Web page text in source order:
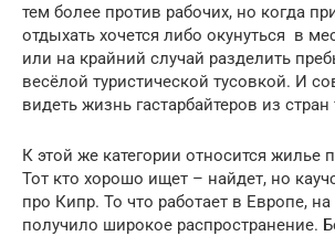
тем более против рабочих, но когда
отдыхать хочется либо окунуться в
или на крайний случай разделить
весёлой туристической тусовкой. И
видеть жизнь гастарбайтеров из стран
К этой же категории относится жилье
Тот кто хорошо ищет – найдет, но
про Кипр. То что работает в Европе,
получило широкое распространение.